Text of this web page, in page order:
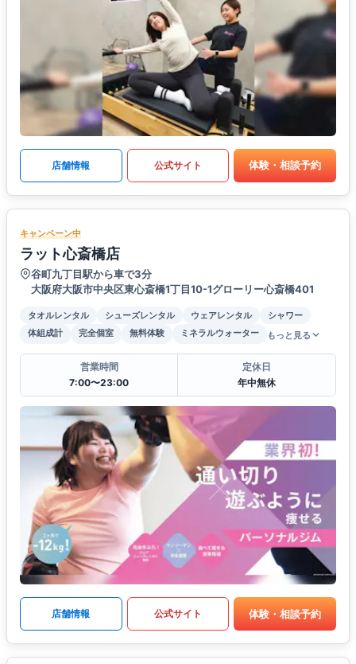
店舗情報 公式サイト 体験・相談予約
キャンペーン中
ラット心斎橋店
谷町九丁目駅から車で3分
大阪府大阪市中央区東心斎橋1丁目10-1グローリー心斎橋401
タオルレンタル シューズレンタル ウェアレンタル
シャワー
体組成計
完全個室 無料体験 ミネラルウォーター もっと見る
営業時間
7:00〜23:00
定休日
年中無休
店舗情報 公式サイト 体験・相談予約